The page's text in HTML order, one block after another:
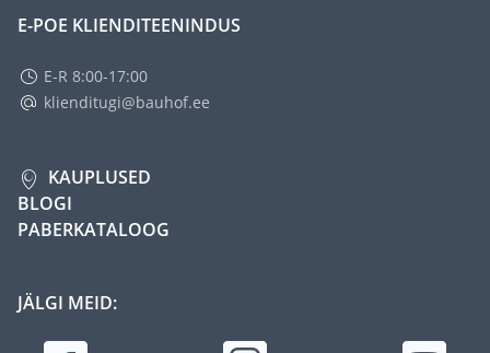
E-POE KLIENDITEENINDUS
E-R 8:00-17:00
klienditugi@bauhof.ee
KAUPLUSED
BLOGI
PABERKATALOOG
JÄLGI MEID: